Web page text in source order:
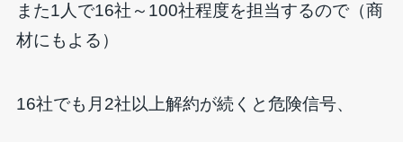
また1人で16社～100社程度を担当するので（商
材にもよる）
16社でも月2社以上解約が続くと危険信号、